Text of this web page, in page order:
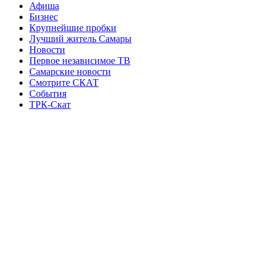
Афиша
Бизнес
Крупнейшие пробки
Лучший житель Самары
Новости
Первое независимое ТВ
Самарские новости
Смотрите СКАТ
События
ТРК-Скат